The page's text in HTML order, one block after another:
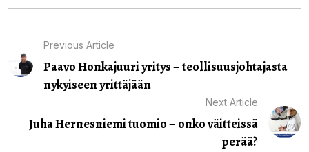
Previous Article
Paavo Honkajuuri yritys – teollisuusjohtajasta
nykyiseen yrittäjään
Next Article
Juha Hernesniemi tuomio – onko väitteissä
perää?